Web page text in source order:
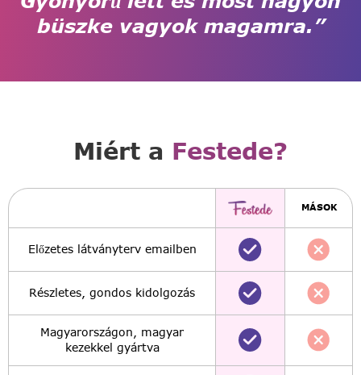
büszke vagyok magamra.”
Miért a Festede?
MÁSOK
Előzetes látványterv emailben
Részletes, gondos kidolgozás
Magyarországon, magyar
kezekkel gyártva